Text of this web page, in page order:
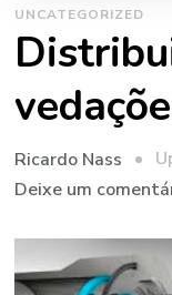
UNCATEGORIZED
Ricardo Nass
Deixe um